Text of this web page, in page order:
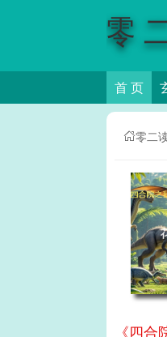
零
首 页
零二
《四